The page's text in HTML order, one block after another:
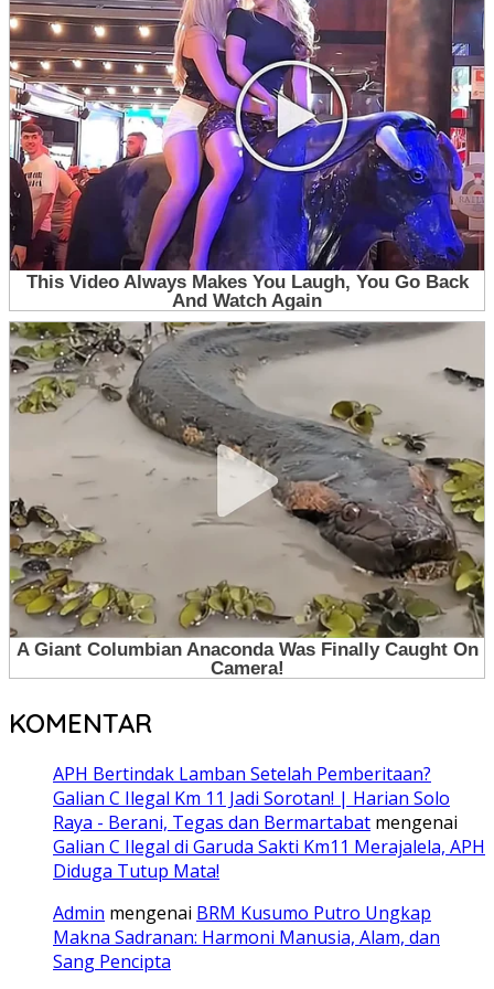
KOMENTAR
APH Bertindak Lamban Setelah Pemberitaan?
Galian C Ilegal Km 11 Jadi Sorotan! | Harian Solo
Raya - Berani, Tegas dan Bermartabat mengenai
Galian C Ilegal di Garuda Sakti Km11 Merajalela, APH
Diduga Tutup Mata!
Admin mengenai BRM Kusumo Putro Ungkap
Makna Sadranan: Harmoni Manusia, Alam, dan
Sang Pencipta